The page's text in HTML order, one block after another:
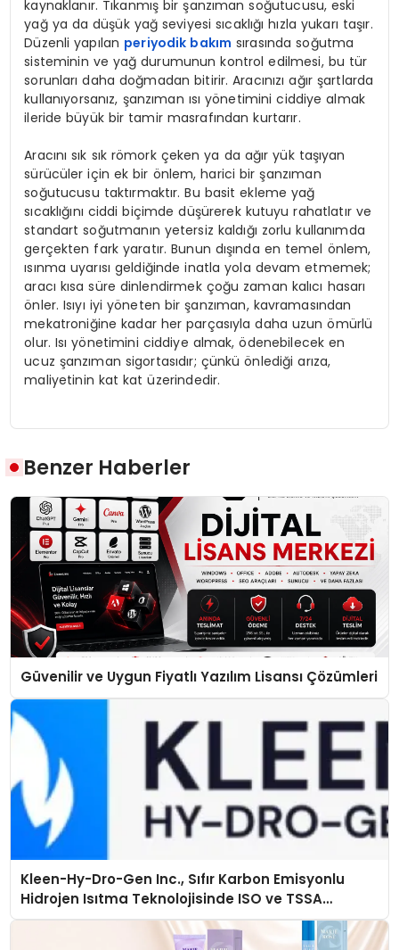
kaynaklanır. Tıkanmış bir şanzıman soğutucusu, eski
yağ ya da düşük yağ seviyesi sıcaklığı hızla yukarı taşır.
Düzenli yapılan periyodik bakım sırasında soğutma
sisteminin ve yağ durumunun kontrol edilmesi, bu tür
sorunları daha doğmadan bitirir. Aracınızı ağır şartlarda
kullanıyorsanız, şanzıman ısı yönetimini ciddiye almak
ileride büyük bir tamir masrafından kurtarır.
Aracını sık sık römork çeken ya da ağır yük taşıyan
sürücüler için ek bir önlem, harici bir şanzıman
soğutucusu taktırmaktır. Bu basit ekleme yağ
sıcaklığını ciddi biçimde düşürerek kutuyu rahatlatır ve
standart soğutmanın yetersiz kaldığı zorlu kullanımda
gerçekten fark yaratır. Bunun dışında en temel önlem,
ısınma uyarısı geldiğinde inatla yola devam etmemek;
aracı kısa süre dinlendirmek çoğu zaman kalıcı hasarı
önler. Isıyı iyi yöneten bir şanzıman, kavramasından
mekatroniğine kadar her parçasıyla daha uzun ömürlü
olur. Isı yönetimini ciddiye almak, ödenebilecek en
ucuz şanzıman sigortasıdır; çünkü önlediği arıza,
maliyetinin kat kat üzerindedir.
Benzer Haberler
Güvenilir ve Uygun Fiyatlı Yazılım Lisansı Çözümleri
Kleen-Hy-Dro-Gen Inc., Sıfır Karbon Emisyonlu
Hidrojen Isıtma Teknolojisinde ISO ve TSSA
Düzenleyici Onaylarını Aldı